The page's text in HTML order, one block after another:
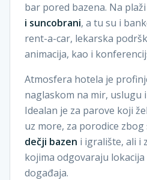
bar pored bazena. Na
i suncobrani, a tu su i
rent-a-car, lekarska
animacija, kao i
Atmosfera hotela je
naglaskom na mir, uslugu
Idealan je za parove koji
uz more, za porodice
dečji bazen i igralište, ali i
kojima odgovaraju
događaja.